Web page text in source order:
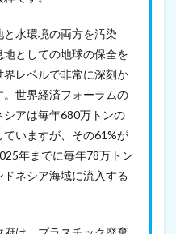
水環境の両方を汚染
としての地球の保全を
レベルで非常に深刻か
世界経済フォーラムの
シアは毎年680万トンの
いますが、その61%が
年までに毎年78万トン
ネシア海域に流入する